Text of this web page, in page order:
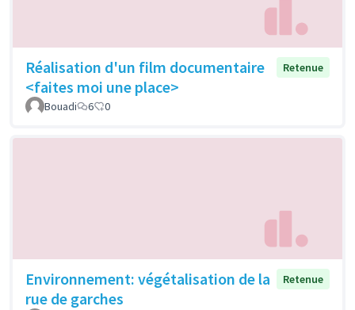
Réalisation d'un film documentaire
<faites moi une place>
Retenue
Bouadi 6 0
Environnement: végétalisation de la
rue de garches
Retenue